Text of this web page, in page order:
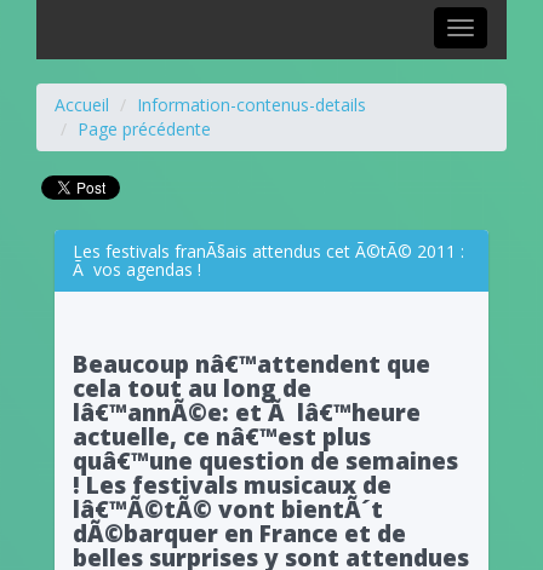
Toggle
navigation
Accueil
Information-contenus-details
Page précédente
Les festivals franÃ§ais attendus cet Ã©tÃ© 2011 :
Ã vos agendas !
Beaucoup nâ€™attendent que
cela tout au long de
lâ€™annÃ©e: et Ã lâ€™heure
actuelle, ce nâ€™est plus
quâ€™une question de semaines
! Les festivals musicaux de
lâ€™Ã©tÃ© vont bientÃ´t
dÃ©barquer en France et de
belles surprises y sont attendues